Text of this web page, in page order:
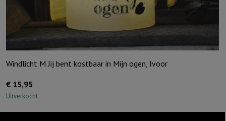
Windlicht M Jij bent kostbaar in Mijn ogen, Ivoor
€ 15,95
Uitverkocht